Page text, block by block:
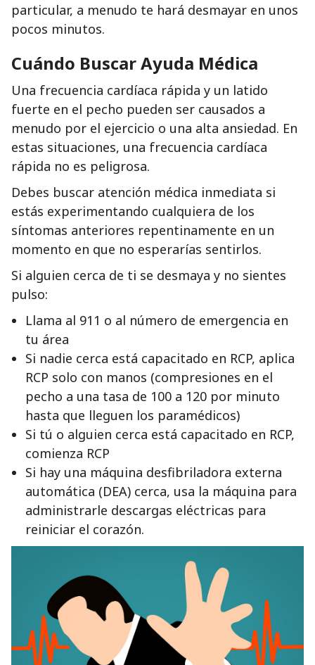
particular, a menudo te hará desmayar en unos
pocos minutos.
Cuándo Buscar Ayuda Médica
Una frecuencia cardíaca rápida y un latido
fuerte en el pecho pueden ser causados a
menudo por el ejercicio o una alta ansiedad. En
estas situaciones, una frecuencia cardíaca
rápida no es peligrosa.
Debes buscar atención médica inmediata si
estás experimentando cualquiera de los
síntomas anteriores repentinamente en un
momento en que no esperarías sentirlos.
Si alguien cerca de ti se desmaya y no sientes
pulso:
Llama al 911 o al número de emergencia en
tu área
Si nadie cerca está capacitado en RCP, aplica
RCP solo con manos (compresiones en el
pecho a una tasa de 100 a 120 por minuto
hasta que lleguen los paramédicos)
Si tú o alguien cerca está capacitado en RCP,
comienza RCP
Si hay una máquina desfibriladora externa
automática (DEA) cerca, usa la máquina para
administrarle descargas eléctricas para
reiniciar el corazón.